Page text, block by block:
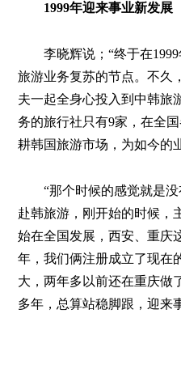
1999年迎来事业新发展
李晓辉说；“终于在
旅游业务复苏的节点。不久
夫一起全身心投入到中韩旅
务的旅行社只有9家，在全
耕韩国旅游市场，为如今的
“那个时候的感觉就是
赴韩旅游，刚开始的时候，
始在全国发展，西安、重庆
年，我们俩注册成立了现在
大，两年多以前还在重庆做
多年，总算站稳脚跟，迎来